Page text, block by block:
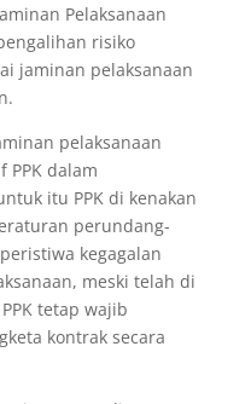
Pelaksanaan
risiko
jaminan pelaksanaan
pelaksanaan
dalam
itu PPK di kenakan
perundang-
kegagalan
meski telah di
tetap wajib
kontrak secara